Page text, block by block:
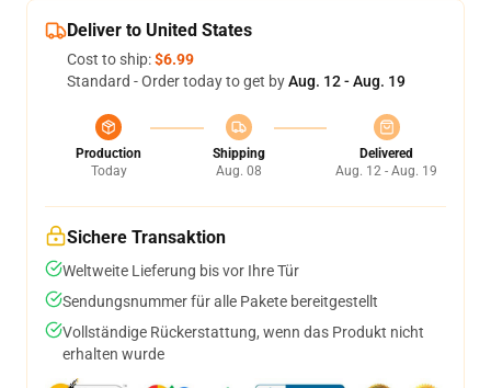
Deliver to United States
Cost to ship:$6.99
Standard - Order today to get byAug. 12 - Aug. 19
Production
Today
Shipping
Aug. 08
Delivered
Aug. 12 - Aug. 19
Sichere Transaktion
Weltweite Lieferung bis vor Ihre Tür
Sendungsnummer für alle Pakete bereitgestellt
Vollständige Rückerstattung, wenn das Produkt nicht
erhalten wurde